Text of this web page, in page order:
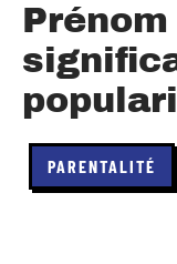
PARENTALITÉ